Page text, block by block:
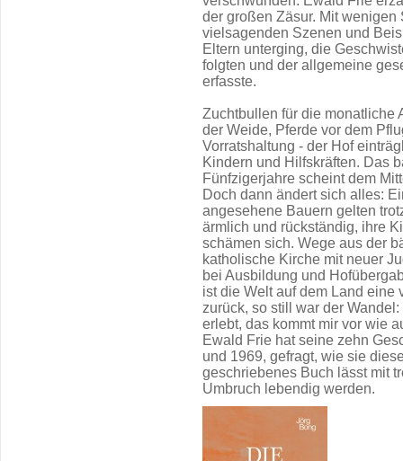
der großen Zäsur. Mit wenigen
vielsagenden Szenen und
Eltern unterging, die
folgten und der allgemeine
erfasste.
Zuchtbullen für die monatliche
der Weide, Pferde vor dem
Vorratshaltung - der Hof
Kindern und Hilfskräften. Das
Fünfzigerjahre scheint dem
Doch dann ändert sich alles:
angesehene Bauern gelten
ärmlich und rückständig, ihre
schämen sich. Wege aus der
katholische Kirche mit neuer
bei Ausbildung und
ist die Welt auf dem Land eine
zurück, so still war der
erlebt, das kommt mir vor wie
Ewald Frie hat seine zehn
und 1969, gefragt, wie sie
geschriebenes Buch lässt mit
Umbruch lebendig werden.